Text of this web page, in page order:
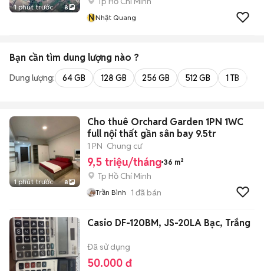
1 phút trước 8
NNhật Quang
Bạn cần tìm dung lượng nào ?
Dung lượng: 64 GB 128 GB 256 GB 512 GB 1 TB
1 phút trước 8
Cho thuê Orchard Garden 1PN 1WC
full nội thất gần sân bay 9.5tr
1 PN Chung cư
9,5 triệu/tháng 36 m²
Tp Hồ Chí Minh
Trần Bình 1 đã bán
Casio DF-120BM, JS-20LA Bạc, Trắng
Đã sử dụng
50.000 đ